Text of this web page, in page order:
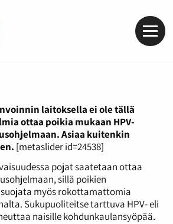
laitoksella ei ole tällä
ottaa poikia mukaan HPV-
Asiaa kuitenkin
[metaslider id=24538]
pojat saatetaan ottaa
sillä poikien
myös rokottamattomia
Sukupuoliteitse tarttuva HPV- eli
naisille kohdunkaulansyöpää.